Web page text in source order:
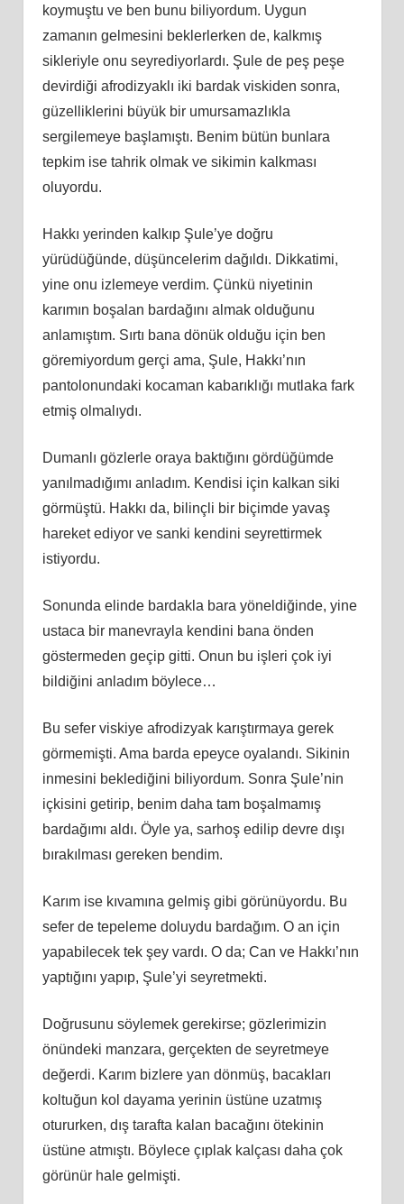
koymuştu ve ben bunu biliyordum. Uygun
zamanın gelmesini beklerlerken de, kalkmış
sikleriyle onu seyrediyorlardı. Şule de peş peşe
devirdiği afrodizyaklı iki bardak viskiden sonra,
güzelliklerini büyük bir umursamazlıkla
sergilemeye başlamıştı. Benim bütün bunlara
tepkim ise tahrik olmak ve sikimin kalkması
oluyordu.
Hakkı yerinden kalkıp Şule’ye doğru
yürüdüğünde, düşüncelerim dağıldı. Dikkatimi,
yine onu izlemeye verdim. Çünkü niyetinin
karımın boşalan bardağını almak olduğunu
anlamıştım. Sırtı bana dönük olduğu için ben
göremiyordum gerçi ama, Şule, Hakkı’nın
pantolonundaki kocaman kabarıklığı mutlaka fark
etmiş olmalıydı.
Dumanlı gözlerle oraya baktığını gördüğümde
yanılmadığımı anladım. Kendisi için kalkan siki
görmüştü. Hakkı da, bilinçli bir biçimde yavaş
hareket ediyor ve sanki kendini seyrettirmek
istiyordu.
Sonunda elinde bardakla bara yöneldiğinde, yine
ustaca bir manevrayla kendini bana önden
göstermeden geçip gitti. Onun bu işleri çok iyi
bildiğini anladım böylece…
Bu sefer viskiye afrodizyak karıştırmaya gerek
görmemişti. Ama barda epeyce oyalandı. Sikinin
inmesini beklediğini biliyordum. Sonra Şule’nin
içkisini getirip, benim daha tam boşalmamış
bardağımı aldı. Öyle ya, sarhoş edilip devre dışı
bırakılması gereken bendim.
Karım ise kıvamına gelmiş gibi görünüyordu. Bu
sefer de tepeleme doluydu bardağım. O an için
yapabilecek tek şey vardı. O da; Can ve Hakkı’nın
yaptığını yapıp, Şule’yi seyretmekti.
Doğrusunu söylemek gerekirse; gözlerimizin
önündeki manzara, gerçekten de seyretmeye
değerdi. Karım bizlere yan dönmüş, bacakları
koltuğun kol dayama yerinin üstüne uzatmış
otururken, dış tarafta kalan bacağını ötekinin
üstüne atmıştı. Böylece çıplak kalçası daha çok
görünür hale gelmişti.